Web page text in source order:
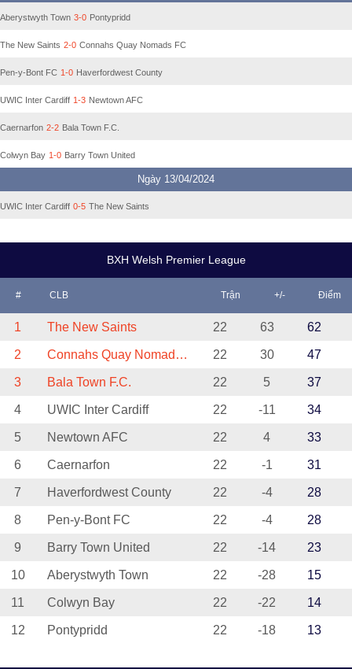
Aberystwyth Town 3-0 Pontypridd
The New Saints 2-0 Connahs Quay Nomads FC
Pen-y-Bont FC 1-0 Haverfordwest County
UWIC Inter Cardiff 1-3 Newtown AFC
Caernarfon 2-2 Bala Town F.C.
Colwyn Bay 1-0 Barry Town United
Ngày 13/04/2024
UWIC Inter Cardiff 0-5 The New Saints
BXH Welsh Premier League
# CLB Trận +/- Điểm
1 The New Saints 22 63 62
2 Connahs Quay Nomads FC 22 30 47
3 Bala Town F.C. 22 5 37
4 UWIC Inter Cardiff 22 -11 34
5 Newtown AFC 22 4 33
6 Caernarfon 22 -1 31
7 Haverfordwest County 22 -4 28
8 Pen-y-Bont FC 22 -4 28
9 Barry Town United 22 -14 23
10 Aberystwyth Town 22 -28 15
11 Colwyn Bay 22 -22 14
12 Pontypridd 22 -18 13